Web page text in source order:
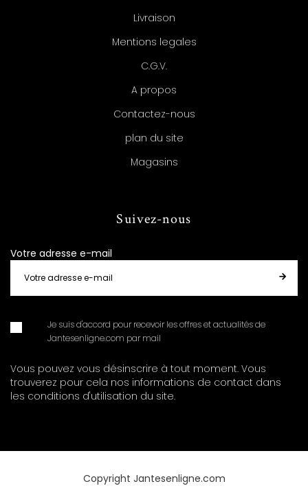
Livraison
Mentions legales
C.G.V.
A propos
Contactez-nous
plan du site
Magasins
Suivez-nous
Votre adresse e-mail
Je suis d'accord pour recevoir les offres et actualités de
Jantesenligne.com par mail
Vous pouvez vous désinscrire à tout moment. Vous
trouverez pour cela nos informations de contact dans
les conditions d'utilisation du site.
Copyright Jantesenligne.com